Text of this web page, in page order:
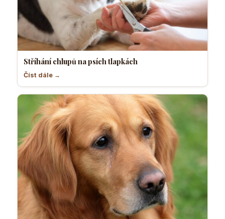
Stříhání chlupů na psích tlapkách
Číst dále →